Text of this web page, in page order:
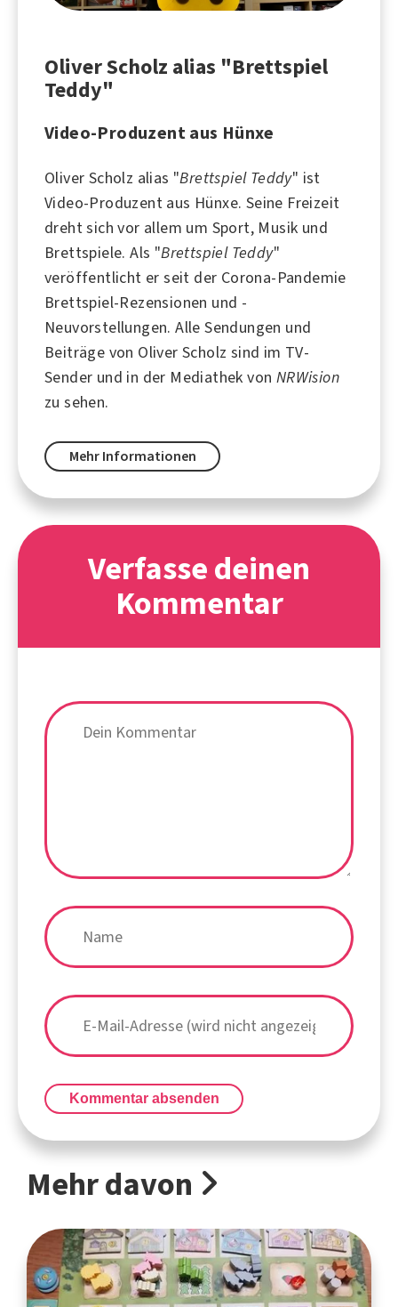
Oliver Scholz alias "Brettspiel
Teddy"
Video-Produzent aus Hünxe
Oliver Scholz alias "Brettspiel Teddy" ist
Video-Produzent aus Hünxe. Seine Freizeit
dreht sich vor allem um Sport, Musik und
Brettspiele. Als "Brettspiel Teddy"
veröffentlicht er seit der Corona-Pandemie
Brettspiel-Rezensionen und -
Neuvorstellungen. Alle Sendungen und
Beiträge von Oliver Scholz sind im TV-
Sender und in der Mediathek von NRWision
zu sehen.
Mehr Informationen
Verfasse deinen
Kommentar
Kommentar absenden
Mehr davon